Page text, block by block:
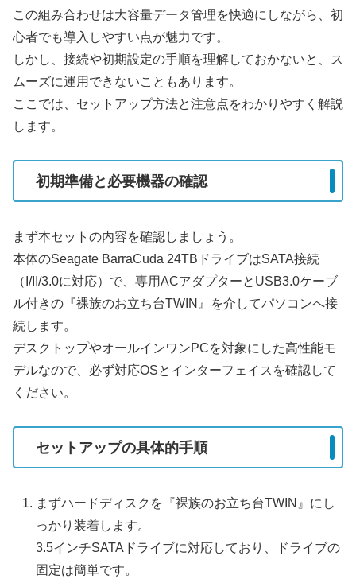
この組み合わせは大容量データ管理を快適にしながら、初
心者でも導入しやすい点が魅力です。
しかし、接続や初期設定の手順を理解しておかないと、ス
ムーズに運用できないこともあります。
ここでは、セットアップ方法と注意点をわかりやすく解説
します。
初期準備と必要機器の確認
まず本セットの内容を確認しましょう。
本体のSeagate BarraCuda 24TBドライブはSATA接続
（I/II/3.0に対応）で、専用ACアダプターとUSB3.0ケーブ
ル付きの『裸族のお立ち台TWIN』を介してパソコンへ接
続します。
デスクトップやオールインワンPCを対象にした高性能モ
デルなので、必ず対応OSとインターフェイスを確認して
ください。
セットアップの具体的手順
まずハードディスクを『裸族のお立ち台TWIN』にし
っかり装着します。
3.5インチSATAドライブに対応しており、ドライブの
固定は簡単です。